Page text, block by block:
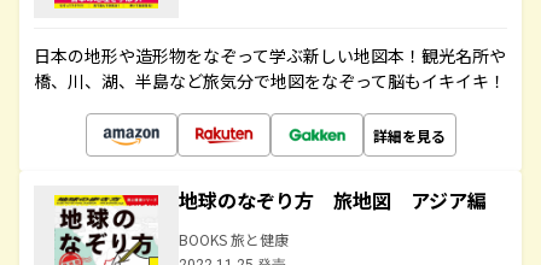
日本の地形や造形物をなぞって学ぶ新しい地図本！観光名所や
橋、川、湖、半島など旅気分で地図をなぞって脳もイキイキ！
詳細を見る
地球のなぞり方 旅地図 アジア編
BOOKS 旅と健康